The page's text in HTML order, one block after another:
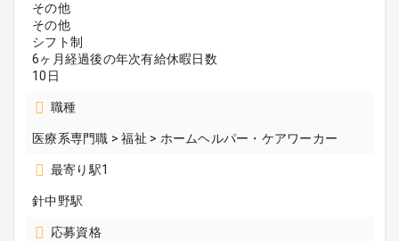
その他
その他
シフト制
6ヶ月経過後の年次有給休暇日数
10日
職種
医療系専門職 > 福祉 > ホームヘルパー・ケアワーカー
最寄り駅1
針中野駅
応募資格